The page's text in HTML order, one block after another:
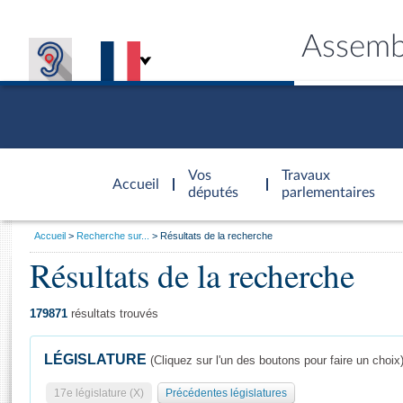
Accueil
d'accueil
Vos
députés
Travaux
parlementaires
Général
Vous
Accueil Recherche sur... Résultats de la recherche
Résultats de la recherche
179871 résultats trouvés
LÉGISLATURE (Cliquez sur l'un des boutons pour faire un choix)
17e législature (X) Précédentes législatures